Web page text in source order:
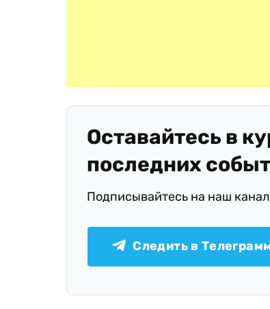
Оставайтесь в
последних
Подписывайтесь на наш канал
Следить в